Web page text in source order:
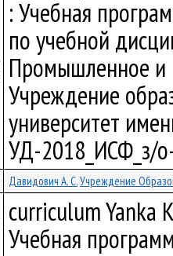
: Учебная
по учебной
Промышленное и
Учреждение
университет
УД-2018_ИСФ_з/
Давидович А. С.Учреждение
curriculum Yanka
Учебная